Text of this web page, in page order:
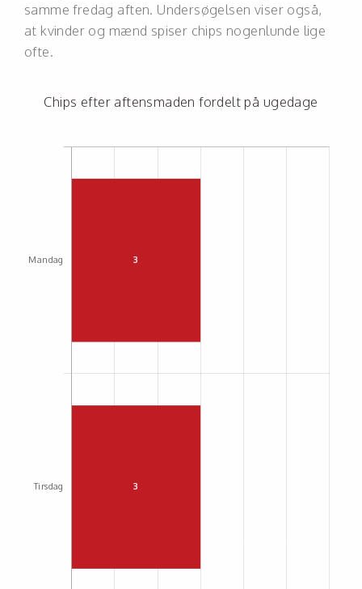
samme fredag aften. Undersøgelsen viser også,
at kvinder og mænd spiser chips nogenlunde lige
ofte.
Chips efter aftensmaden fordelt på ugedage